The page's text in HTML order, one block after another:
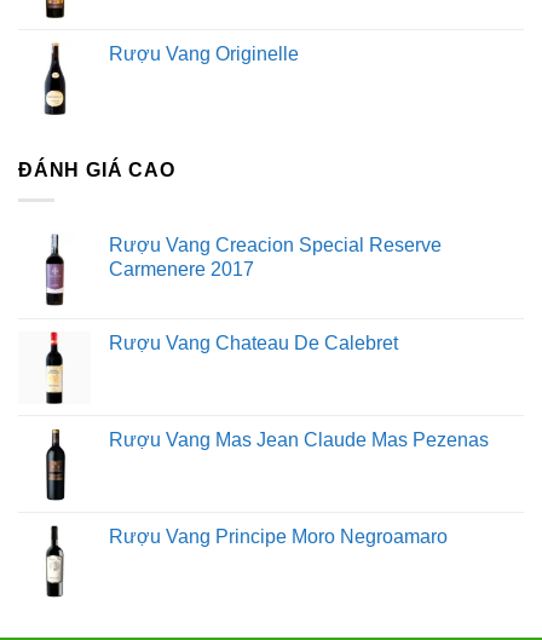
Rượu Vang Originelle
ĐÁNH GIÁ CAO
Rượu Vang Creacion Special Reserve
Carmenere 2017
Rượu Vang Chateau De Calebret
Rượu Vang Mas Jean Claude Mas Pezenas
Rượu Vang Principe Moro Negroamaro